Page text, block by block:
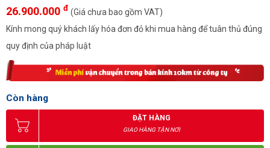
26.900.000 đ (Giá chưa bao gồm VAT)
Kính mong quý khách lấy hóa đơn đỏ khi mua hàng để tuân thủ đúng
quy định của pháp luật
Còn hàng
ĐẶT HÀNG
GIAO HÀNG TẬN NƠI